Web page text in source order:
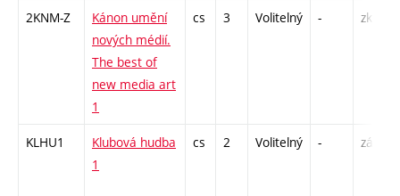
2KNM-Z
Kánon umění
nových médií.
The best of
new media art
1
cs 3 Volitelný - zk
KLHU1
Klubová hudba
1
cs 2 Volitelný - zá